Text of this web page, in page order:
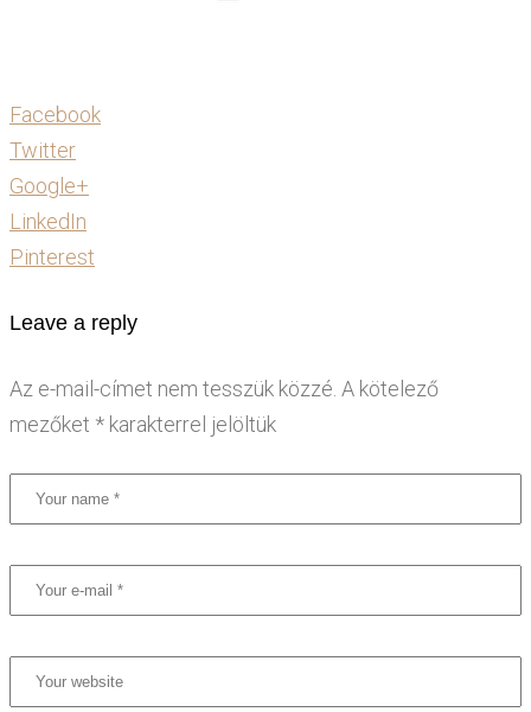
Facebook
Twitter
Google+
LinkedIn
Pinterest
Leave a reply
Az e-mail-címet nem tesszük közzé. A kötelező
mezőket * karakterrel jelöltük